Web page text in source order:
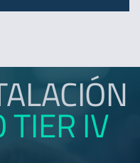
TIER IV